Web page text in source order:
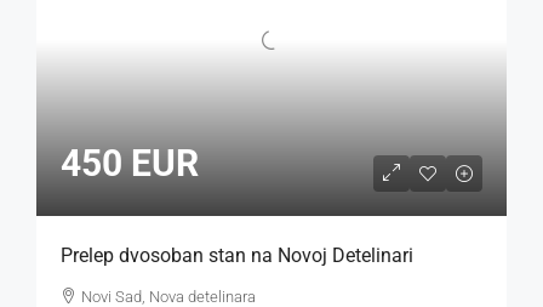
450 EUR
Prelep dvosoban stan na Novoj Detelinari
Novi Sad, Nova detelinara